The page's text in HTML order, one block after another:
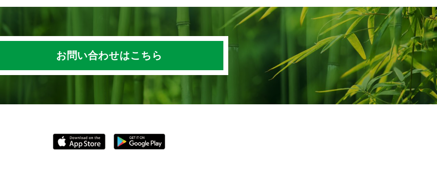
お問い合わせはこちら